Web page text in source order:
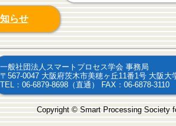
らせ
一般社団法人スマートプロセス学会 事務局
〒567-0047 大阪府茨木市美穂ヶ丘11番1号 大阪大
TEL：06-6879-8698（直通） FAX：06-6878-3110
Copyright © Smart Processing Society